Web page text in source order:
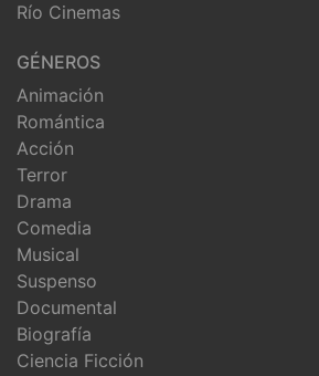
Río Cinemas
GÉNEROS
Animación
Romántica
Acción
Terror
Drama
Comedia
Musical
Suspenso
Documental
Biografía
Ciencia Ficción